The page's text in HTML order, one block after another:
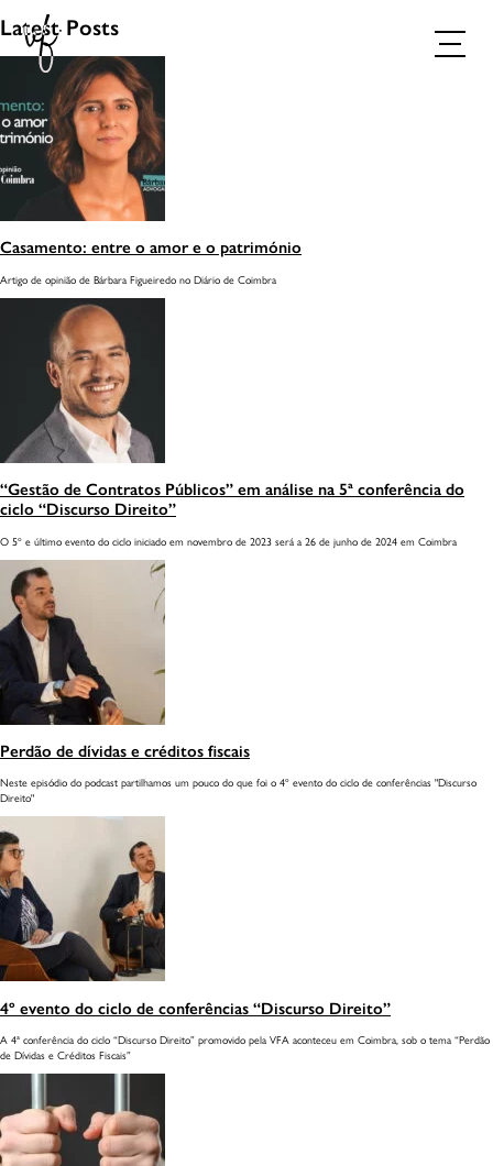
INÍCIO
IDENTIDADE
INTELIGÊNCIA NATURAL
CONHECIMENTO
ONDE ESTAMOS
Latest Posts
Casamento: entre o amor e o património
Artigo de opinião de Bárbara Figueiredo no Diário de Coimbra
“Gestão de Contratos Públicos” em análise na 5ª conferência do
ciclo “Discurso Direito”
O 5º e último evento do ciclo iniciado em novembro de 2023 será a 26 de junho de 2024 em Coimbra
Perdão de dívidas e créditos fiscais
Neste episódio do podcast partilhamos um pouco do que foi o 4º evento do ciclo de conferências "Discurso
Direito"
4º evento do ciclo de conferências “Discurso Direito”
A 4ª conferência do ciclo “Discurso Direito” promovido pela VFA aconteceu em Coimbra, sob o tema “Perdão
de Dívidas e Créditos Fiscais”